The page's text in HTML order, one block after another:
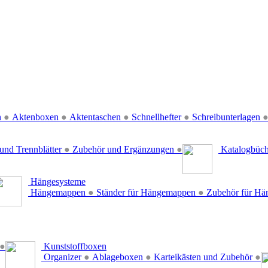
● Aktenboxen ● Aktentaschen ● Schnellhefter ● Schreibunterlagen ●
Trennblätter ● Zubehör und Ergänzungen ●
Hängesysteme
Hängemappen ● Ständer für Hängemappen ● Zubehör für
●
Kunststoffboxen
Organizer ● Ablageboxen ● Karteikästen und Zubehör ●